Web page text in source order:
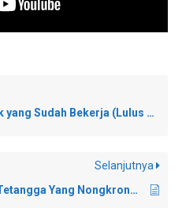
Bekerja (Lulus Mondok) Tidak Salat
Selanjutnya
Bagaimana Cara Menyikapi Tetangga Yang Nongkrong Saat Adzan?